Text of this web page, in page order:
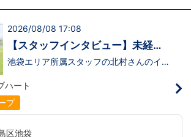
他社と比較検討中など。そのような時は1
もしれません。アナタからのご連絡お待ち
しております。
浜エリア：神奈川県横浜市中区 ・京急線
町駅、日ノ出町駅 ・市営地下鉄阪東橋
伊勢佐木長者町駅 ・JR横浜線関内駅 ■札
リア：北海道札幌市 地下鉄南北線すすき
2026/08/08 17:08
【スタッフインタビュー】未経験
で飛び込んだスタッフが語る職場
池袋エリア所属スタッフの北村さんのイン
るのかな…？」そんな不安を抱えながら好
奇心で裏方に飛び込んだ北村さん。実際に
は、入社初日でそのイメージがガラッと変
わり、「本当に優しい人ばかり」と感じた
不安な表情が笑顔に変わっていく瞬間を見
ハート
プ
区池袋